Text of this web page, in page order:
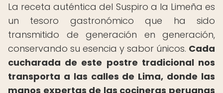
La receta auténtica del Suspiro a la Limeña es
un tesoro gastronómico que ha sido
transmitido de generación en generación,
conservando su esencia y sabor únicos. Cada
cucharada de este postre tradicional nos
transporta a las calles de Lima, donde las
manos expertas de las cocineras peruanas